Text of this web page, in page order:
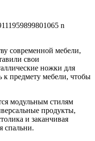
современной мебели,
свои
ножки для
предмету мебели, чтобы
модульным стилям
продукты,
и заканчивая
спальни.